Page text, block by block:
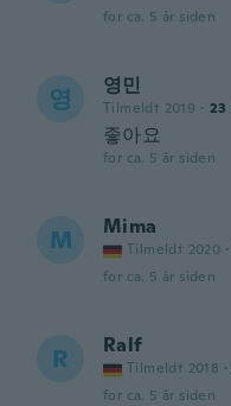
for ca. 5 år siden
영 영민
Tilmeldt 2019 · 23
좋아요
for ca. 5 år siden
M Mima
Tilmeldt 2020 ·
for ca. 5 år siden
R Ralf
Tilmeldt 2018 ·
for ca. 5 år siden